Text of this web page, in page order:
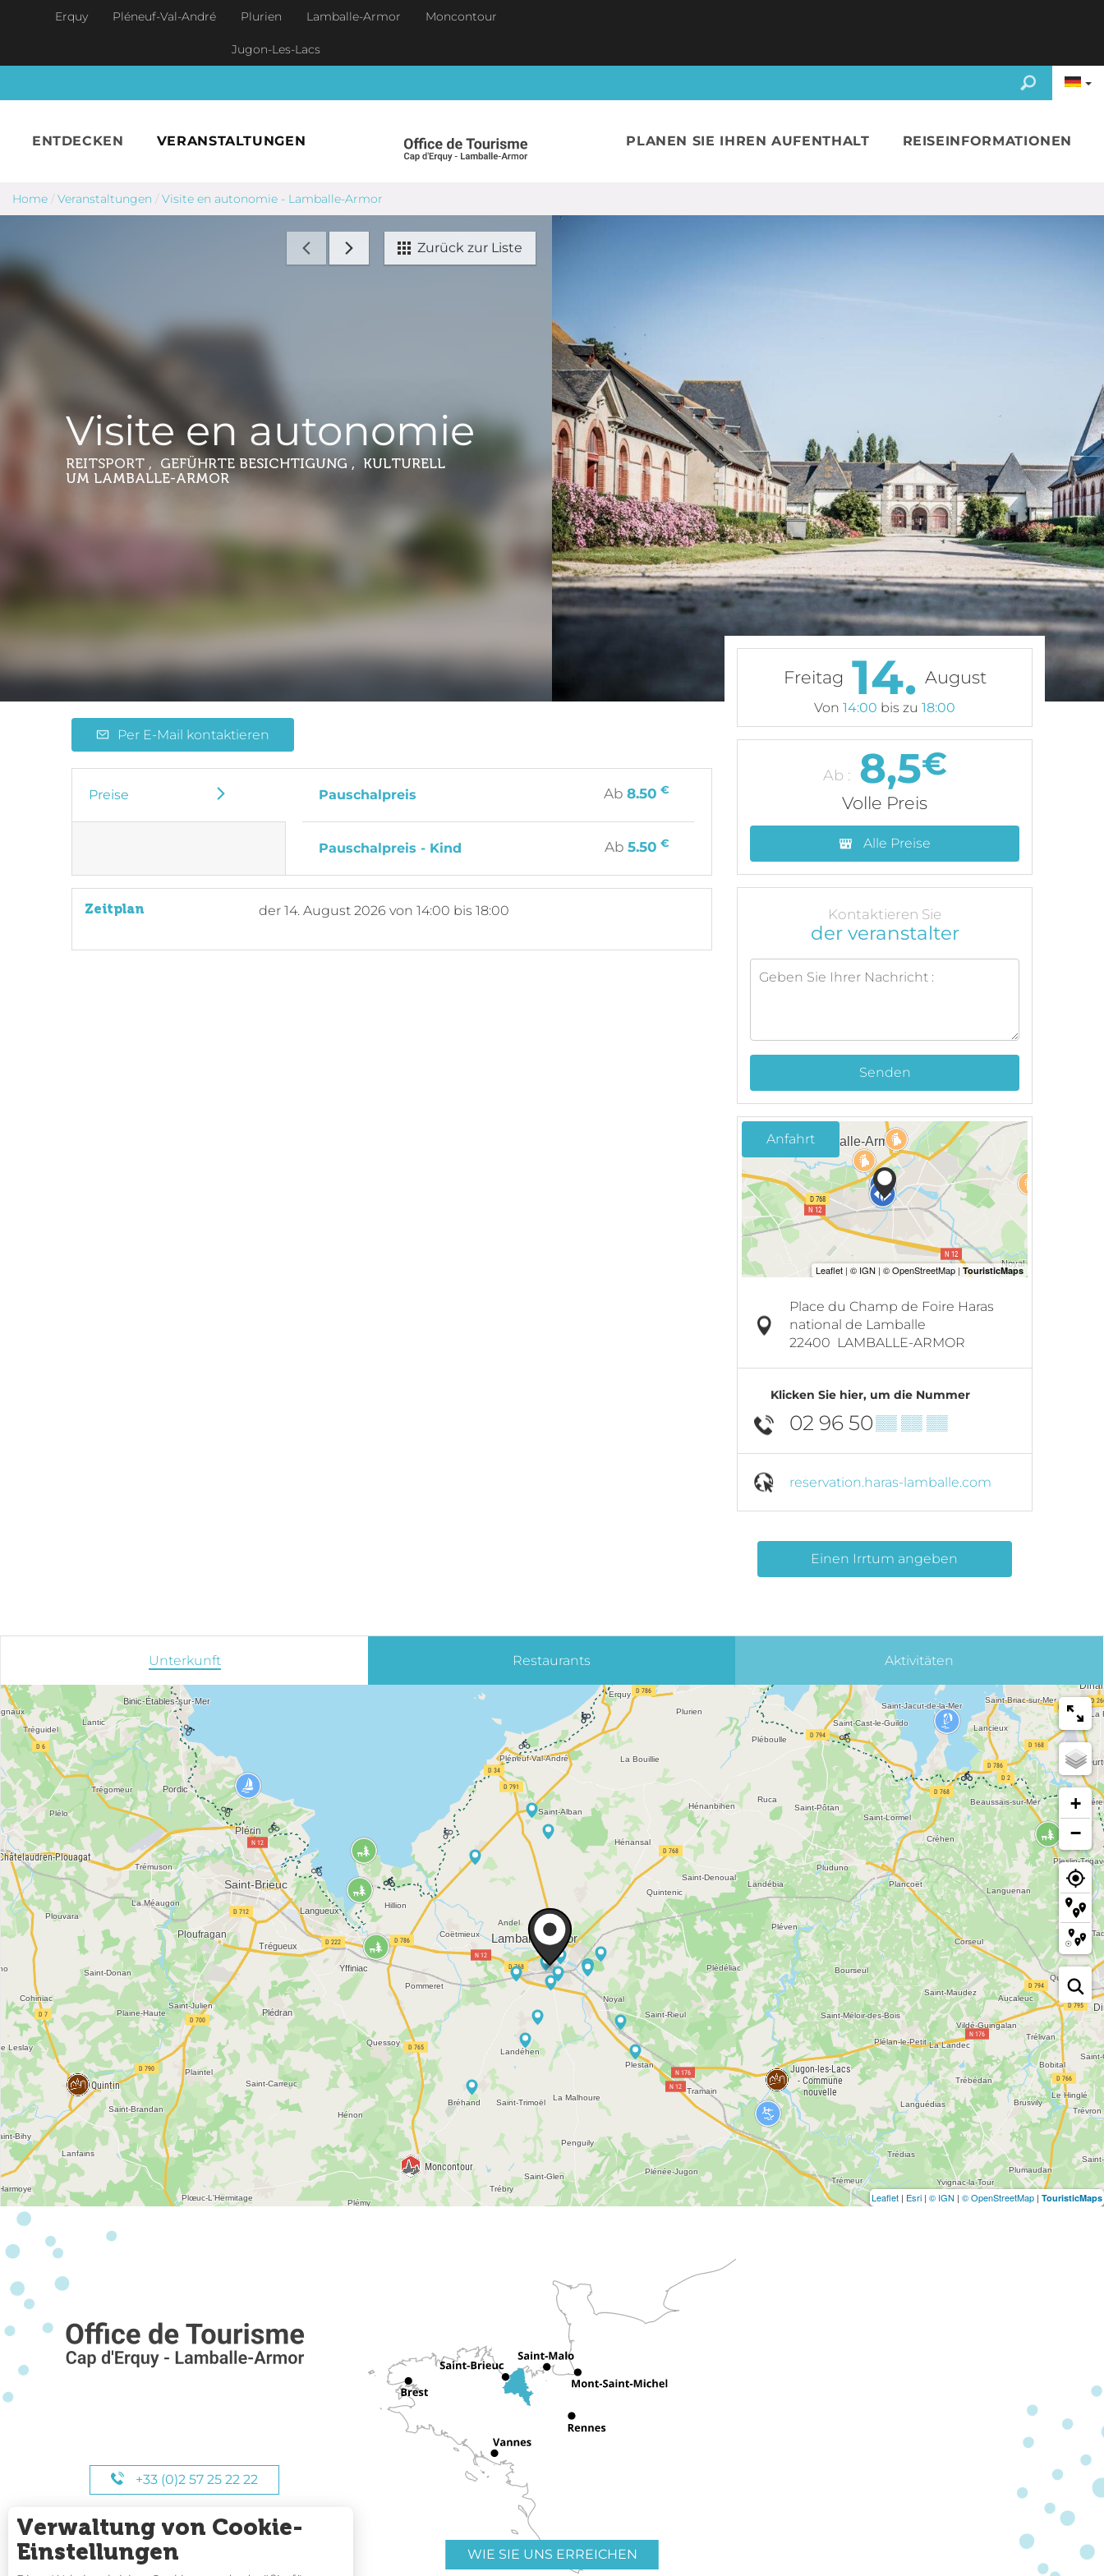
Skip to main content
Erquy Pléneuf-Val-André Plurien Lamballe-Armor Moncontour
Jugon-Les-Lacs
ENTDECKEN VERANSTALTUNGEN PLANEN SIE IHREN AUFENTHALT REISEINFORMATIONEN
Home / Veranstaltungen / Visite en autonomie - Lamballe-Armor
Zurück zur Liste
Visite en autonomie
REITSPORT , GEFÜHRTE BESICHTIGUNG , KULTURELL
UM LAMBALLE-ARMOR
Per E-Mail kontaktieren
Preise Pauschalpreis Ab8.50 €
Pauschalpreis - Kind Ab5.50 €
Zeitplan der 14. August 2026 von 14:00 bis 18:00
Freitag 14. August
Von 14:00 bis zu 18:00
Ab : 8,5€
Volle Preis
Alle Preise
Kontaktieren Sie
der veranstalter
Senden
Anfahrt
Place du Champ de Foire Haras
national de Lamballe
22400 LAMBALLE-ARMOR
Klicken Sie hier, um die Nummer
02 96 50▒▒ ▒▒ ▒▒
reservation.haras-lamballe.com
Einen Irrtum angeben
Unterkunft Restaurants Aktivitäten
+
−
Leaflet | Esri | © IGN | © OpenStreetMap | TouristicMaps
+33 (0)2 57 25 22 22
UNSERE STUNDEN
WIE SIE UNS ERREICHEN
Verwaltung von Cookie-
Einstellungen